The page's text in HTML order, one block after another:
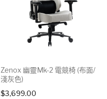
Zenox 幽靈Mk-2 電競椅 (布面/
淺灰色)
$3,699.00